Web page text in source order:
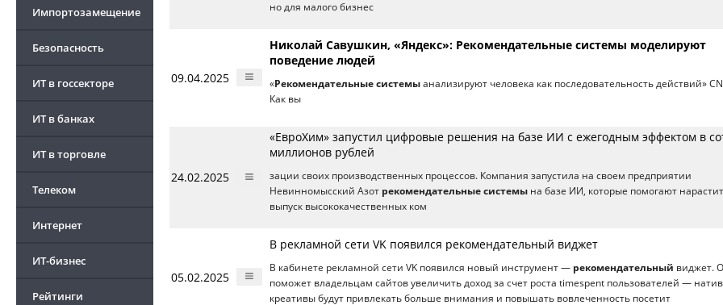
Импортозамещение
Безопасность
ИТ в госсекторе
ИТ в банках
ИТ в торговле
Телеком
Интернет
ИТ-бизнес
Рейтинги
но для малого бизнес
09.04.2025
Николай Савушкин, «Яндекс»: Рекомендательные системы моделируют
поведение людей
«Рекомендательные системы анализируют человека как последовательность действий»
Как вы
24.02.2025
«ЕвроХим» запустил цифровые решения на базе ИИ с ежегодным эффектом в
миллионов рублей
зации своих производственных процессов. Компания запустила на своем предприятии
Невинномысский Азот рекомендательные системы на базе ИИ, которые помогают
выпуск высококачественных ком
05.02.2025
В рекламной сети VK появился рекомендательный виджет
В кабинете рекламной сети VK появился новый инструмент — рекомендательный виджет.
поможет владельцам сайтов увеличить доход за счет роста timespent пользователей —
креативы будут привлекать больше внимания и повышать вовлеченность посетит